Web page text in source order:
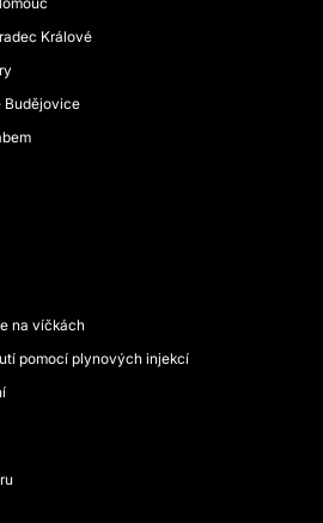
Králové
Budějovice
na víčkách
pomocí plynových injekcí